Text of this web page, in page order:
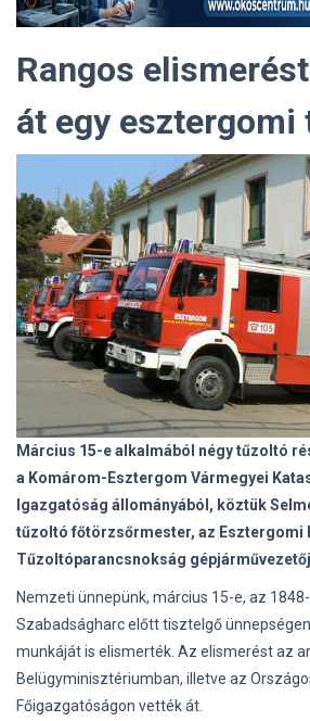
Rangos
át egy esztergomi
Március 15-e alkalmából négy tűzoltó
a Komárom-Esztergom Vármegyei
Igazgatóság állományából, köztük
tűzoltó főtörzsőrmester, az Esztergomi
Tűzoltóparancsnokság
Nemzeti ünnepünk, március 15-e, az
Szabadságharc előtt tisztelgő
munkáját is elismerték. Az elismerést az
Belügyminisztériumban, illetve az
Főigazgatóságon vették át.